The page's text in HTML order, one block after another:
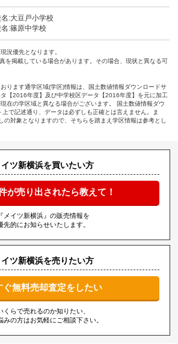
:大豆戸小学校
:篠原中学校
況優先となります。
を掲載している場合があります。その場合、現状と異なる可
ります通学区域(学区)情報は、国土数値情報ダウンロードサ
【2016年度】及び中学校区データ【2016年度】を元に加工
在の学区域と異なる場合がございます。 国土数値情報ダウ
で記述通り、データは必ずしも正確とは言えません。ま
の対象となりますので、そちらを踏まえ学区情報は参考とし
イツ新横浜を買いたい方
が売り出されたら教えて！
『メイツ新横浜』の販売情報を
先的にお知らせいたします。
イツ新横浜を売りたい方
ぐ無料売却査定をしたい
くらで売れるのか知りたい、
みの方はお気軽にご相談下さい。